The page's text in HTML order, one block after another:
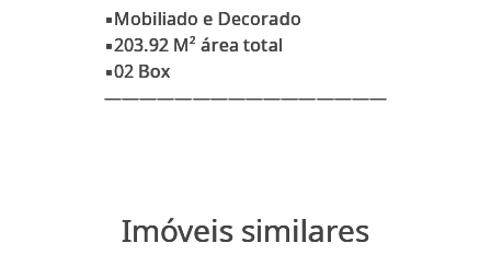
▪️Mobiliado e Decorado
▪️203.92 M² área total
▪️02 Box
Imóveis similares